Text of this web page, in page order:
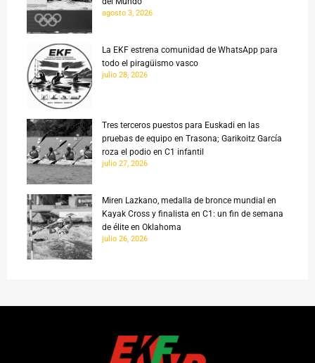
agosto 3, 2026
La EKF estrena comunidad de WhatsApp para
todo el piragüismo vasco
julio 28, 2026
Tres terceros puestos para Euskadi en las
pruebas de equipo en Trasona; Garikoitz García
roza el podio en C1 infantil
julio 27, 2026
Miren Lazkano, medalla de bronce mundial en
Kayak Cross y finalista en C1: un fin de semana
de élite en Oklahoma
julio 26, 2026